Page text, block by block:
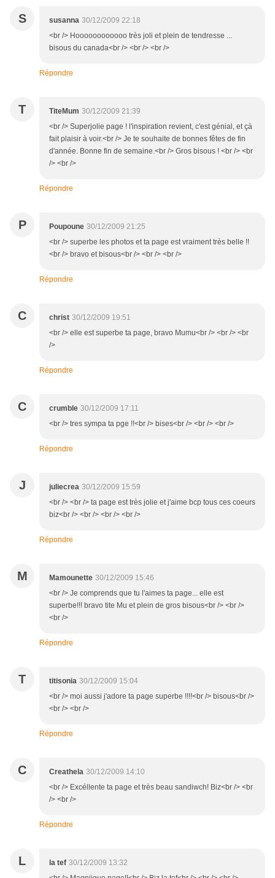
S susanna 30/12/2009 22:18
<br /> Hoooooooooooo très joli et plein de tendresse ...
bisous du canada<br /> <br /> <br />
Répondre
T TiteMum 30/12/2009 21:39
<br /> Superjolie page ! l'inspiration revient, c'est génial, et çà
fait plaisir à voir.<br /> Je te souhaite de bonnes fêtes de fin
d'année. Bonne fin de semaine.<br /> Gros bisous ! <br /> <br
/> <br />
Répondre
P Poupoune 30/12/2009 21:25
<br /> superbe les photos et ta page est vraiment très belle !!
<br /> bravo et bisous<br /> <br /> <br />
Répondre
C christ 30/12/2009 19:51
<br /> elle est superbe ta page, bravo Mumu<br /> <br /> <br
/>
Répondre
C crumble 30/12/2009 17:11
<br /> tres sympa ta pge !!<br /> bises<br /> <br /> <br />
Répondre
J juliecrea 30/12/2009 15:59
<br /> <br /> ta page est très jolie et j'aime bcp tous ces coeurs
biz<br /> <br /> <br /> <br />
Répondre
M Mamounette 30/12/2009 15:46
<br /> Je comprends que tu l'aimes ta page... elle est
superbe!!! bravo tite Mu et plein de gros bisous<br /> <br />
<br />
Répondre
T titisonia 30/12/2009 15:04
<br /> moi aussi j'adore ta page superbe !!!!<br /> bisous<br />
<br /> <br />
Répondre
C Creathela 30/12/2009 14:10
<br /> Excéllente ta page et très beau sandiwch! Biz<br /> <br
/> <br />
Répondre
L la tef 30/12/2009 13:32